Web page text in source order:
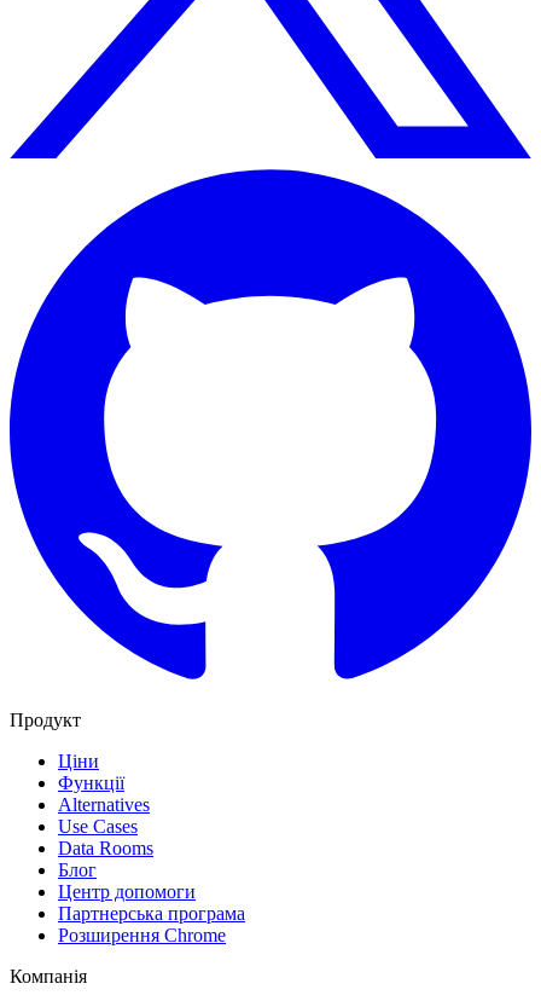
Продукт
Ціни
Функції
Alternatives
Use Cases
Data Rooms
Блог
Центр допомоги
Партнерська програма
Розширення Chrome
Компанія